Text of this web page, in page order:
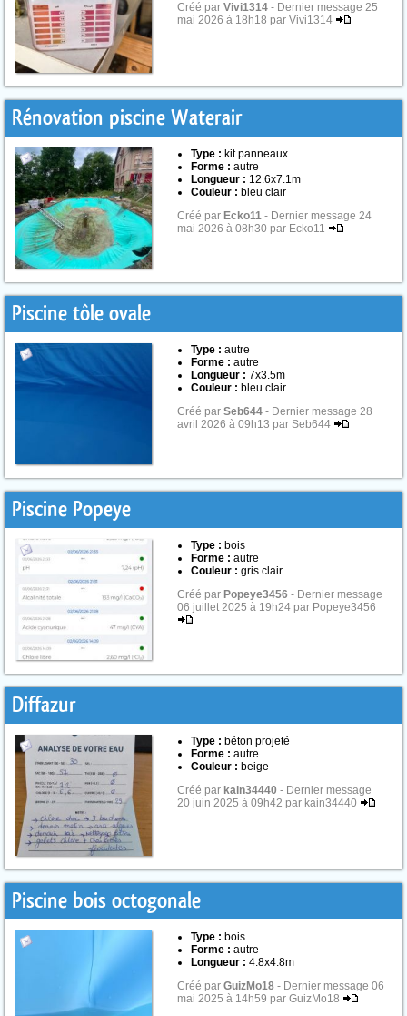
Créé par Vivi1314 - Dernier message 25
mai 2026 à 18h18 par Vivi1314
Rénovation piscine Waterair
Type : kit panneaux
Forme : autre
Longueur : 12.6x7.1m
Couleur : bleu clair
Créé par Ecko11 - Dernier message 24
mai 2026 à 08h30 par Ecko11
Piscine tôle ovale
Type : autre
Forme : autre
Longueur : 7x3.5m
Couleur : bleu clair
Créé par Seb644 - Dernier message 28
avril 2026 à 09h13 par Seb644
Piscine Popeye
Type : bois
Forme : autre
Couleur : gris clair
Créé par Popeye3456 - Dernier message
06 juillet 2025 à 19h24 par Popeye3456
Diffazur
Type : béton projeté
Forme : autre
Couleur : beige
Créé par kain34440 - Dernier message
20 juin 2025 à 09h42 par kain34440
Piscine bois octogonale
Type : bois
Forme : autre
Longueur : 4.8x4.8m
Créé par GuizMo18 - Dernier message 06
mai 2025 à 14h59 par GuizMo18